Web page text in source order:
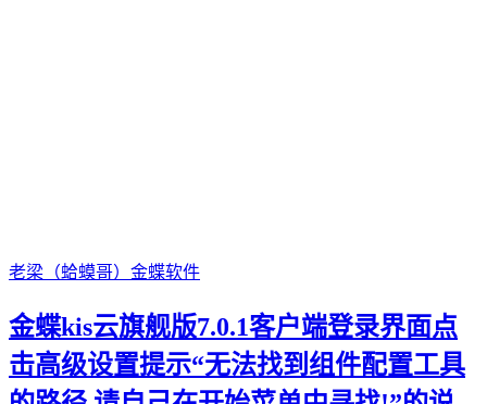
老梁（蛤蟆哥） 金蝶软件
金蝶kis云旗舰版7.0.1客户端登录界面点
击高级设置提示“无法找到组件配置工具